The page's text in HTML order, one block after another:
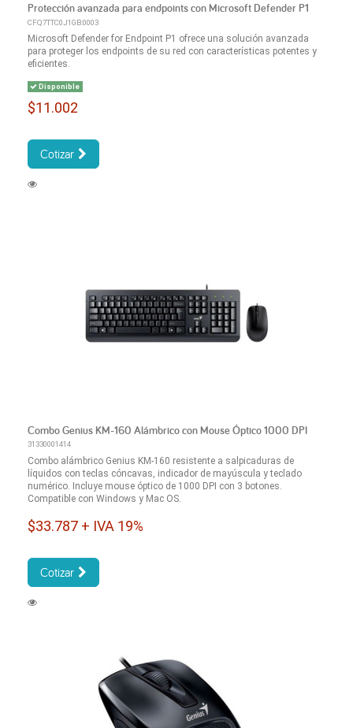
Protección avanzada para endpoints con Microsoft Defender P1
CFQ7TTC0J1GB:0003
Microsoft Defender for Endpoint P1 ofrece una solución avanzada
para proteger los endpoints de su red con características potentes y
eficientes.
Disponible
$11.002
Cotizar
Combo Genius KM-160 Alámbrico con Mouse Óptico 1000 DPI
31330001414
Combo alámbrico Genius KM-160 resistente a salpicaduras de
líquidos con teclas cóncavas, indicador de mayúscula y teclado
numérico. Incluye mouse óptico de 1000 DPI con 3 botones.
Compatible con Windows y Mac OS.
$33.787 + IVA 19%
Cotizar